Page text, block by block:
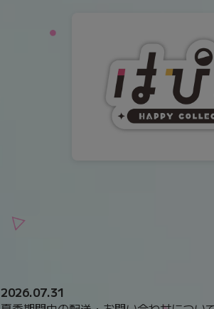
2026.07.31